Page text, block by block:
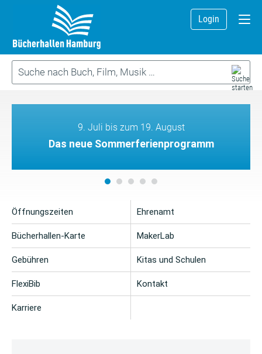
Login
9. Juli bis zum 19. August
Das neue Sommerferienprogramm
Öffnungszeiten
Bücherhallen-Karte
Gebühren
FlexiBib
Karriere
Ehrenamt
MakerLab
Kitas und Schulen
Kontakt